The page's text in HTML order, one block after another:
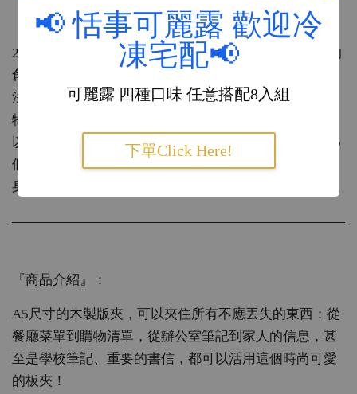
📢 恬事可麗露 歡迎冷
凍宅配📢
可麗露 四種口味 任意搭配8入組
下單Click Here!
『品牌介紹』：
2012 年創立於法國巴黎瑪黑區，是一個以文具為中心的
創意品牌。
法國創意團隊最初抱著「想要創造些與眾不同的革新事
物」的心情，成立了這個品牌。
以自行設計、製作、販售各類紙製品而出名，在全球 25
個國家地區的各類精品文具店、選品店，都能看到它的
身影。
『商品介紹』：
A5尺寸的木製版夾，可以夾住所有不應丟失的東西：從
餐廳菜單到購物清單，從辦公室筆記到家人的信息，甚
至是學校筆記、重要的書信，都可以活用這個時尚可愛
的板夾！